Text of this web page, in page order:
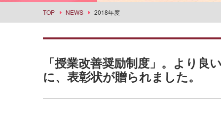
建築学科
景観建築学科
演奏学科
応用音楽学科
薬学科
健康生命薬科学科
環境共生学科
事業部
武庫女エンタープライズ
TOP NEWS 2018年度
「授業改善奨励制度」。より
に、表彰状が贈られました。